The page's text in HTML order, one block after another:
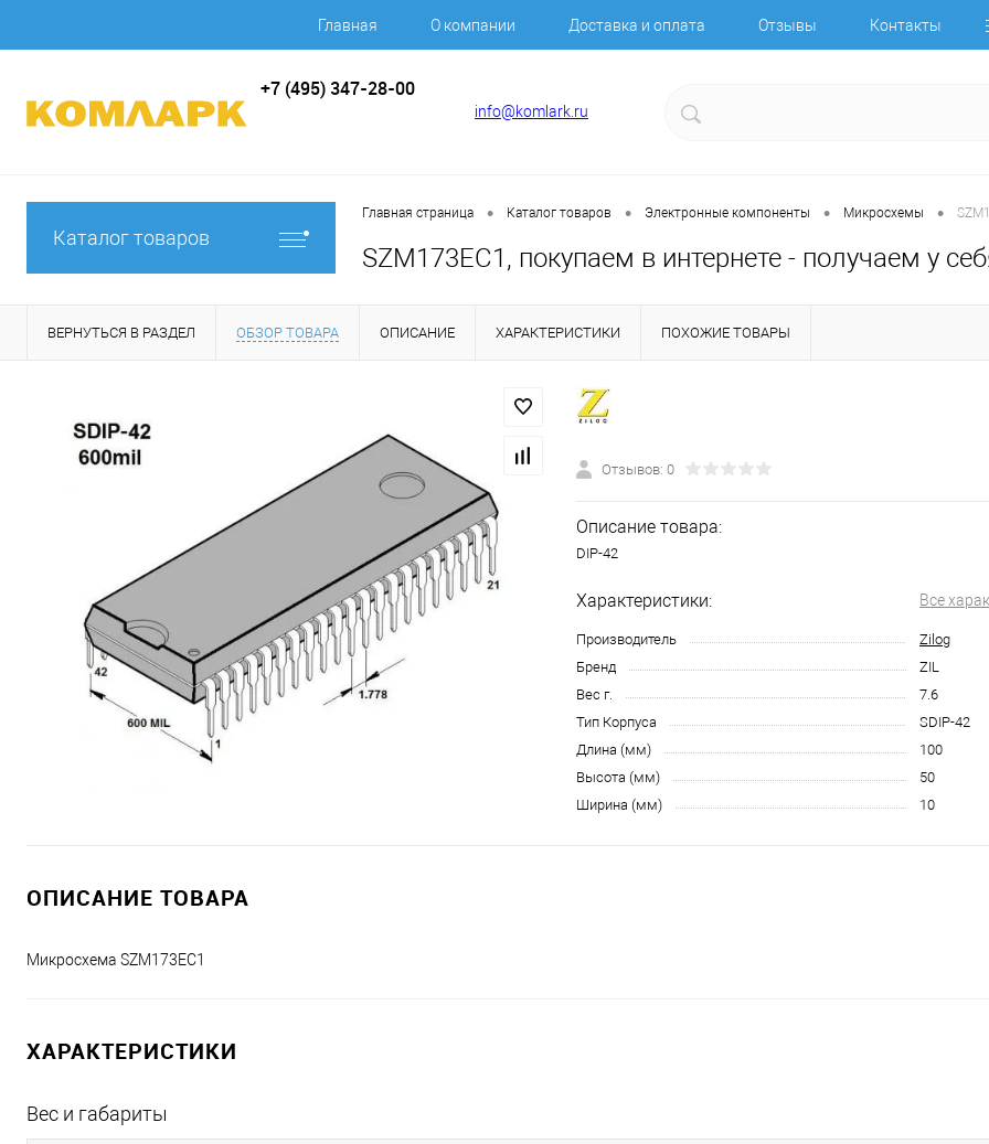
Главная О компании Доставка и оплата Отзывы Контакты
+7 (495) 347-28-00
info@komlark.ru
Каталог товаров
Главная страница • Каталог товаров • Электронные компоненты • Микросхемы •
SZM173EC1, покупаем в интернете - получаем у
ВЕРНУТЬСЯ В РАЗДЕЛ ОБЗОР ТОВАРА ОПИСАНИЕ ХАРАКТЕРИСТИКИ ПОХОЖИЕ ТОВАРЫ
Отзывов: 0
Описание товара:
DIP-42
Характеристики: Все
Производитель
Zilog
Бренд
ZIL
Вес г.
7.6
Тип Корпуса
SDIP-42
Длина (мм)
100
Высота (мм)
50
Ширина (мм)
10
ОПИСАНИЕ ТОВАРА
Микросхема SZM173EC1
ХАРАКТЕРИСТИКИ
Вес и габариты